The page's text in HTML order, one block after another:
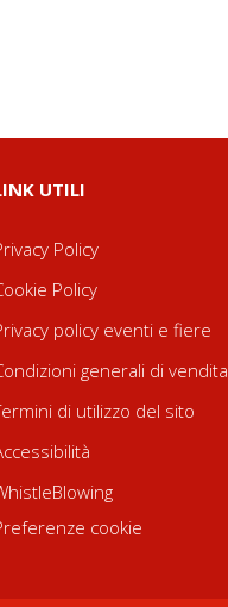
UTILI
Policy
Policy
policy eventi e fiere
generali di vendita
di utilizzo del sito
cookie